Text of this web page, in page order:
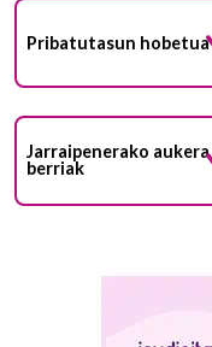
Pribatutasun hobetua
Jarraipenerako aukera
berriak